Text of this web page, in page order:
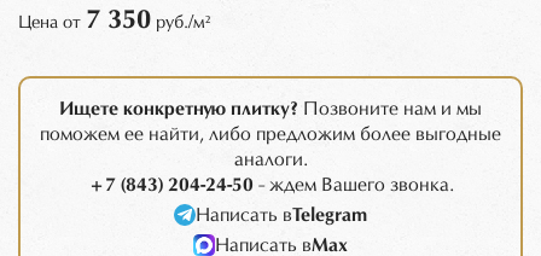
Цена от 7 350 руб./м²
Ищете конкретную плитку? Позвоните нам и мы
поможем ее найти, либо предложим более выгодные
аналоги.
+7 (843) 204-24-50 - ждем Вашего звонка.
Написать вTelegram
Написать вMax